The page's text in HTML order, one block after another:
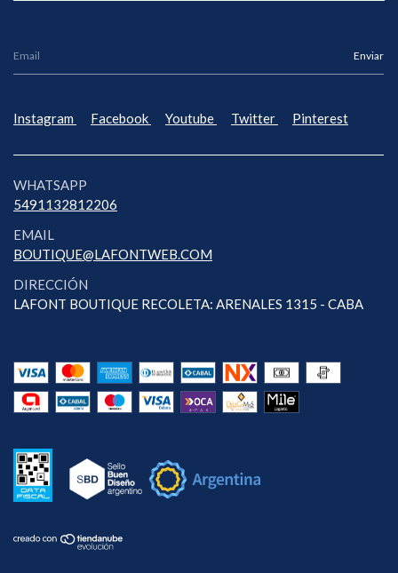
Instagram Facebook Youtube Twitter Pinterest
WHATSAPP
5491132812206
EMAIL
BOUTIQUE@LAFONTWEB.COM
DIRECCIÓN
LAFONT BOUTIQUE RECOLETA: ARENALES 1315 - CABA